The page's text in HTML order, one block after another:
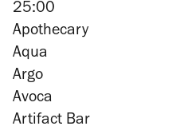
25:00
Apothecary
Aqua
Argo
Avoca
Artifact Bar